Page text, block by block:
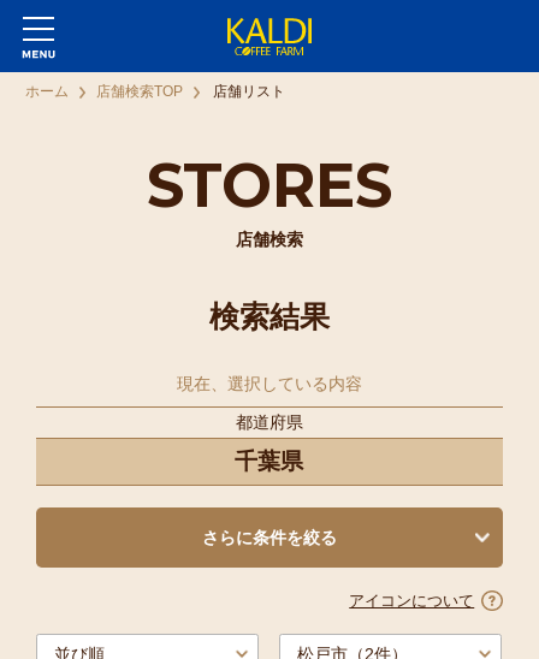
STORES
店舗検索
ホーム 店舗検索TOP 店舗リスト
検索結果
現在、選択している内容
都道府県
千葉県
さらに条件を絞る
アイコンについて